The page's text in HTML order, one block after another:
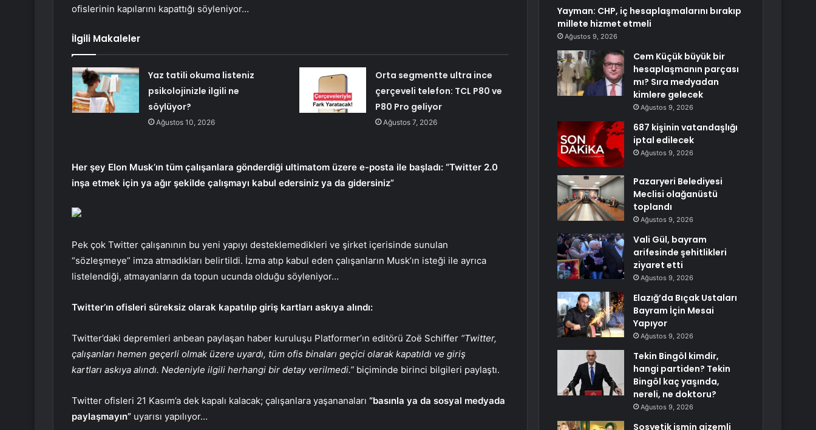
ofislerinin kapılarını kapattığı söyleniyor…
İlgili Makaleler
Yaz tatili okuma listeniz
psikolojinizle ilgili ne
söylüyor?
Ağustos 10, 2026
Orta segmentte ultra ince
çerçeveli telefon: TCL P80 ve
P80 Pro geliyor
Ağustos 7, 2026
Her şey Elon Musk’ın tüm çalışanlara gönderdiği ultimatom üzere e-posta ile başladı: “Twitter 2.0
inşa etmek için ya ağır şekilde çalışmayı kabul edersiniz ya da gidersiniz”
Pek çok Twitter çalışanının bu yeni yapıyı desteklemedikleri ve şirket içerisinde sunulan
“sözleşmeye” imza atmadıkları belirtildi. İzma atıp kabul eden çalışanların Musk’ın isteği ile ayrıca
listelendiği, atmayanların da topun ucunda olduğu söyleniyor…
Twitter’ın ofisleri süreksiz olarak kapatılıp giriş kartları askıya alındı:
Twitter’daki depremleri anbean paylaşan haber kuruluşu Platformer’ın editörü Zoë Schiffer “Twitter,
çalışanları hemen geçerli olmak üzere uyardı, tüm ofis binaları geçici olarak kapatıldı ve giriş
kartları askıya alındı. Nedeniyle ilgili herhangi bir detay verilmedi.” biçiminde birinci bilgileri paylaştı.
Twitter ofisleri 21 Kasım’a dek kapalı kalacak; çalışanlara yaşananaları “basınla ya da sosyal medyada
paylaşmayın” uyarısı yapılıyor…
Yayman: CHP, iç hesaplaşmalarını bırakıp
millete hizmet etmeli
Ağustos 9, 2026
Cem Küçük büyük bir
hesaplaşmanın parçası
mı? Sıra medyadan
kimlere gelecek
Ağustos 9, 2026
687 kişinin vatandaşlığı
iptal edilecek
Ağustos 9, 2026
Pazaryeri Belediyesi
Meclisi olağanüstü
toplandı
Ağustos 9, 2026
Vali Gül, bayram
arifesinde şehitlikleri
ziyaret etti
Ağustos 9, 2026
Elazığ’da Bıçak Ustaları
Bayram İçin Mesai
Yapıyor
Ağustos 9, 2026
Tekin Bingöl kimdir,
hangi partiden? Tekin
Bingöl kaç yaşında,
nereli, ne doktoru?
Ağustos 9, 2026
Sosyetik ismin gizemli